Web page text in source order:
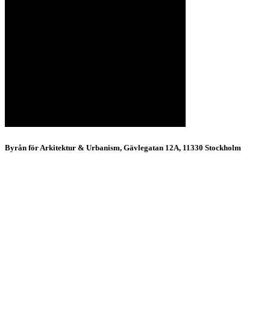
Byrån för Arkitektur & Urbanism, Gävlegatan 12A, 11330 Stockholm